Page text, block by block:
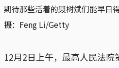
期待那些活着的聂树斌们能早日
摄：Feng Li/Getty
12月2日上午，最高人民法